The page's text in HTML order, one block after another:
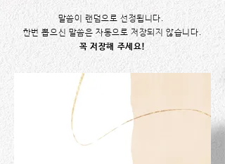
말씀이 랜덤으로 선정됩니다.
한번 뽑으신 말씀은 자동으로 저장되지 않습니다.
꼭 저장해 주세요!